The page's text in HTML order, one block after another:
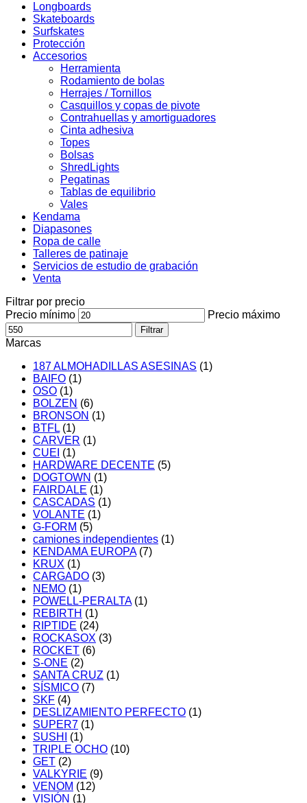
Longboards
Skateboards
Surfskates
Protección
Accesorios
Herramienta
Rodamiento de bolas
Herrajes / Tornillos
Casquillos y copas de pivote
Contrahuellas y amortiguadores
Cinta adhesiva
Topes
Bolsas
ShredLights
Pegatinas
Tablas de equilibrio
Vales
Kendama
Diapasones
Ropa de calle
Talleres de patinaje
Servicios de estudio de grabación
Venta
Filtrar por precio
Precio mínimo
Precio máximo
Filtrar
Marcas
187 ALMOHADILLAS ASESINAS (1)
BAIFO (1)
OSO (1)
BOLZEN (6)
BRONSON (1)
BTFL (1)
CARVER (1)
CUEI (1)
HARDWARE DECENTE (5)
DOGTOWN (1)
FAIRDALE (1)
CASCADAS (1)
VOLANTE (1)
G-FORM (5)
camiones independientes (1)
KENDAMA EUROPA (7)
KRUX (1)
CARGADO (3)
NEMO (1)
POWELL-PERALTA (1)
REBIRTH (1)
RIPTIDE (24)
ROCKASOX (3)
ROCKET (6)
S-ONE (2)
SANTA CRUZ (1)
SÍSMICO (7)
SKF (4)
DESLIZAMIENTO PERFECTO (1)
SUPER7 (1)
SUSHI
(1)
TRIPLE OCHO (10)
GET (2)
VALKYRIE (9)
VENOM (12)
VISIÓN (1)